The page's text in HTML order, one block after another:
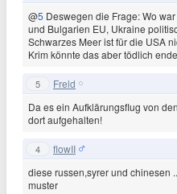
@5 Deswegen die Frage: Wo
und Bulgarien EU, Ukraine
Schwarzes Meer ist für die USA
Krim könnte das aber tödlich
5 Freld
Da es ein Aufklärungsflug von
dort aufgehalten!
4 flowII
diese russen,syrer und chinesen
muster